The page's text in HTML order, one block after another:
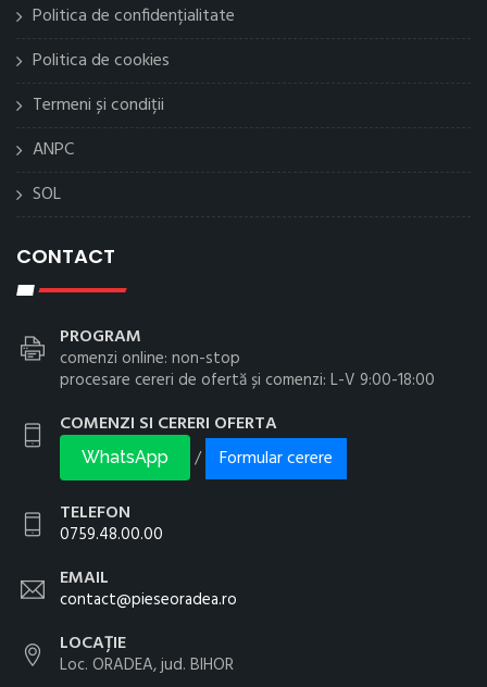
Politica de confidențialitate
Politica de cookies
Termeni și condiții
ANPC
SOL
CONTACT
PROGRAM
comenzi online: non-stop
procesare cereri de ofertă și comenzi: L-V 9:00-18:00
COMENZI SI CERERI OFERTA
WhatsApp /
Formular cerere
TELEFON
0759.48.00.00
EMAIL
contact@pieseoradea.ro
LOCAȚIE
Loc. ORADEA, jud. BIHOR